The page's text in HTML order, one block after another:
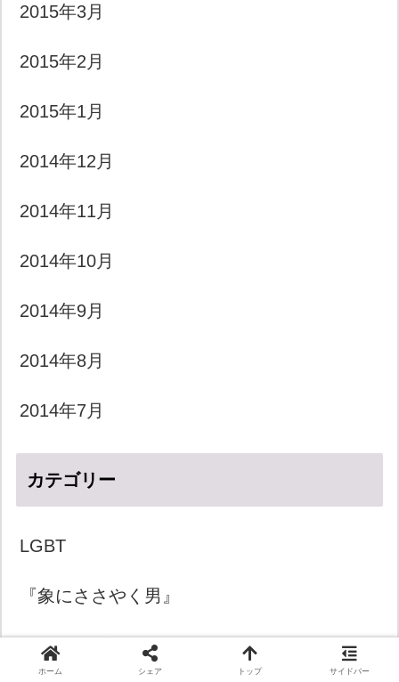
2015年3月
2015年2月
2015年1月
2014年12月
2014年11月
2014年10月
2014年9月
2014年8月
2014年7月
カテゴリー
LGBT
『象にささやく男』
きょうのダジャレ
ホーム シェア トップ サイドバー